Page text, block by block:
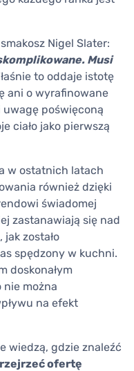
Nigel Slater:
Musi
to oddaje istotę
ani o wyrafinowane
uwagę poświęconą
ciało jako pierwszą
w ostatnich latach
również dzięki
świadomej
zastanawiają się nad
zostało
spędzony w kuchni.
doskonałym
nie można
na efekt
wiedzą, gdzie znaleźć
ofertę